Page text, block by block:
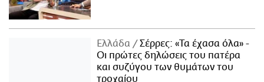
Ελλάδα
Σέρρες: «Τα έχασα όλα» -
Οι πρώτες δηλώσεις του πατέρα
και συζύγου των θυμάτων του
τροχαίου